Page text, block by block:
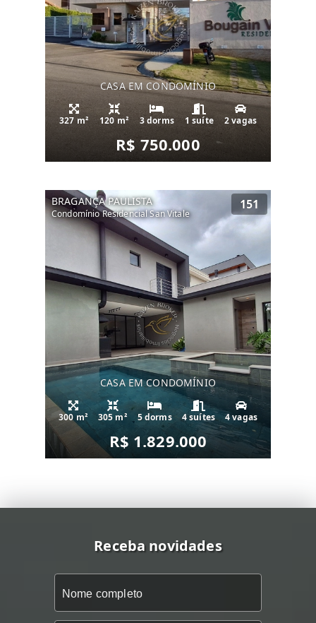
CASA EM CONDOMÍNIO
327 m² 120 m² 3 dorms 1 suíte 2 vagas
R$ 750.000
BRAGANÇA PAULISTA
Condomínio Residencial San Vitale
151
CASA EM CONDOMÍNIO
300 m² 305 m² 5 dorms 4 suítes 4 vagas
R$ 1.829.000
Receba novidades